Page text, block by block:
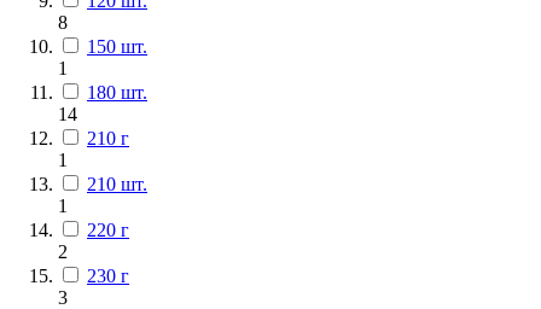
8
150 шт.
1
180 шт.
14
210 г
1
210 шт.
1
220 г
2
230 г
3